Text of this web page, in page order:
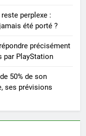
perplexe :
été porté ?
précisément
par PlayStation
50% de son
ses prévisions